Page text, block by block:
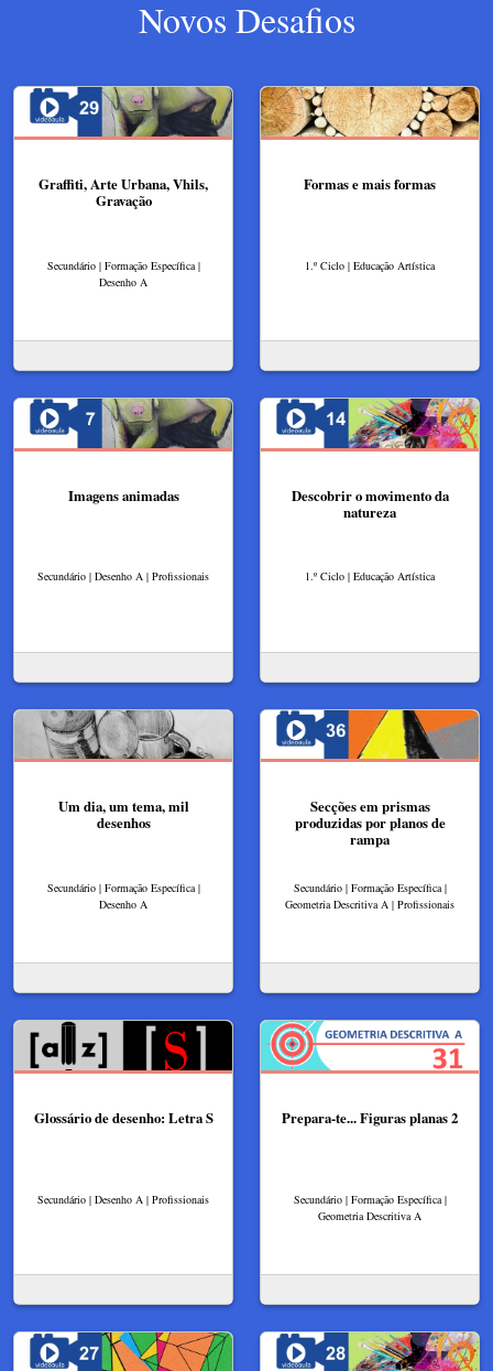
Novos Desafios
Graffiti, Arte Urbana, Vhils,
Gravação
Secundário | Formação Específica |
Desenho A
Formas e mais formas
1.º Ciclo | Educação Artística
Imagens animadas
Secundário | Desenho A | Profissionais
Descobrir o movimento da
natureza
1.º Ciclo | Educação Artística
Um dia, um tema, mil
desenhos
Secundário | Formação Específica |
Desenho A
Secções em prismas
produzidas por planos de
rampa
Secundário | Formação Específica |
Geometria Descritiva A | Profissionais
Glossário de desenho: Letra S
Secundário | Desenho A | Profissionais
Prepara-te... Figuras planas 2
Secundário | Formação Específica |
Geometria Descritiva A